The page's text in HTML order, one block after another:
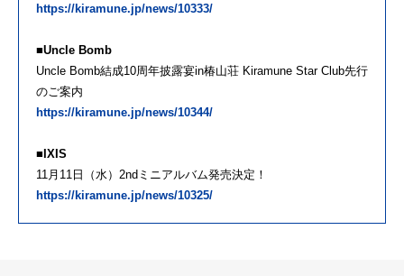
https://kiramune.jp/news/10333/
■Uncle Bomb
Uncle Bomb結成10周年披露宴in椿山荘 Kiramune Star Club先行
のご案内
https://kiramune.jp/news/10344/
■IXIS
11月11日（水）2ndミニアルバム発売決定！
https://kiramune.jp/news/10325/